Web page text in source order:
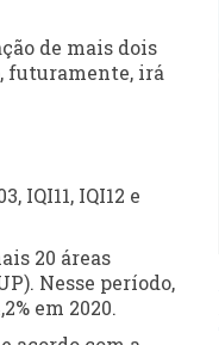
de mais dois
futuramente, irá
IQI11, IQI12 e
20 áreas
Nesse período,
em 2020.